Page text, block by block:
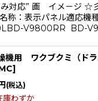
み対応” 画 イメ－ジ ☆
：表示パネル適応機
V9800RR BD-
機用 ワクブクミ（ドラ
]
(税込)
庫わずか